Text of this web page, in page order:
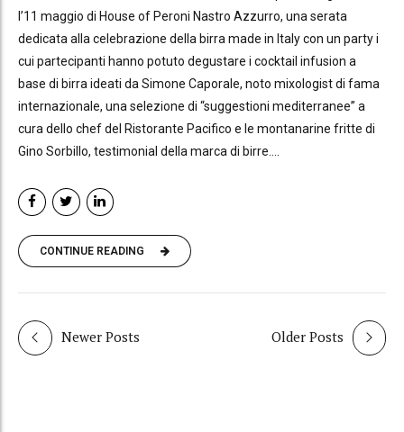
l’11 maggio di House of Peroni Nastro Azzurro, una serata
dedicata alla celebrazione della birra made in Italy con un party i
cui partecipanti hanno potuto degustare i cocktail infusion a
base di birra ideati da Simone Caporale, noto mixologist di fama
internazionale, una selezione di “suggestioni mediterranee” a
cura dello chef del Ristorante Pacifico e le montanarine fritte di
Gino Sorbillo, testimonial della marca di birre....
CONTINUE READING
Newer Posts Older Posts